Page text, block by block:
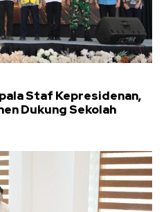
Staf Kepresidenan,
Dukung Sekolah